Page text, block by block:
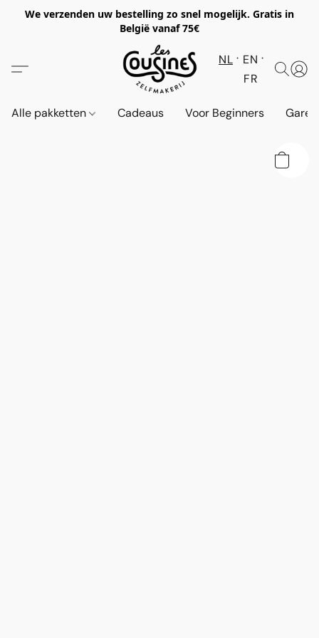
We verzenden uw bestelling zo snel mogelijk. Gratis in
België vanaf 75€
NL
EN
FR
Alle pakketten Cadeaus Voor Beginners